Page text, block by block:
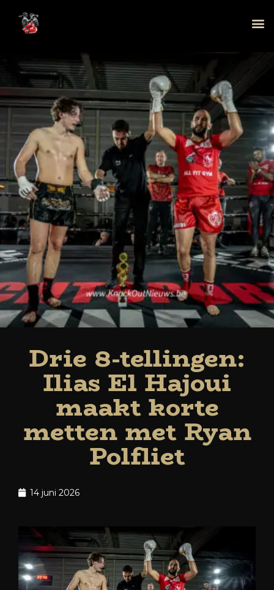
Drie 8-tellingen:
Ilias El Hajoui
maakt korte
metten met Ryan
Polfliet
14 juni 2026